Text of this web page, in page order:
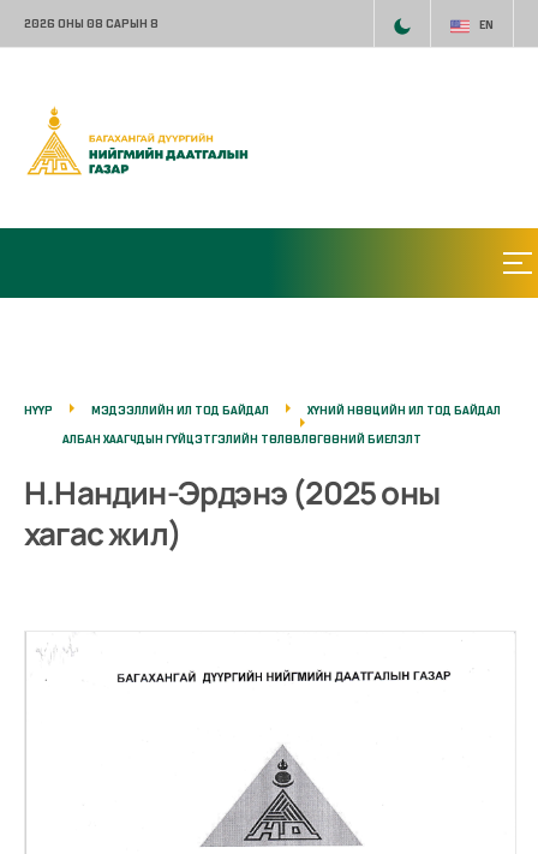
2026 ОНЫ 08 САРЫН 8 EN
НҮҮР МЭДЭЭЛЛИЙН ИЛ ТОД БАЙДАЛ
ХҮНИЙ НӨӨЦИЙН ИЛ ТОД БАЙДАЛ
АЛБАН ХААГЧДЫН ГҮЙЦЭТГЭЛИЙН ТӨЛӨВЛӨГӨӨНИЙ БИЕЛЭЛТ
Н.Нандин-Эрдэнэ (2025 оны
хагас жил)